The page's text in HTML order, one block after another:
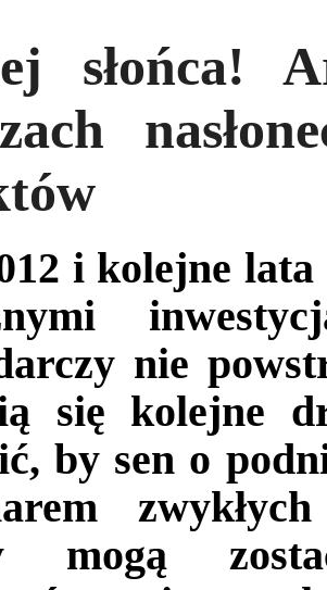
słońca!
i kolejne
nie
się kolejne
by sen o
mogą